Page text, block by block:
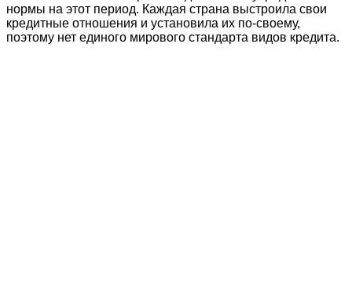
нормы на этот период. Каждая страна выстроила свои
кредитные отношения и установила их по-своему,
поэтому нет единого мирового стандарта видов кредита.